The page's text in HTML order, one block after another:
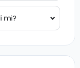
mi?